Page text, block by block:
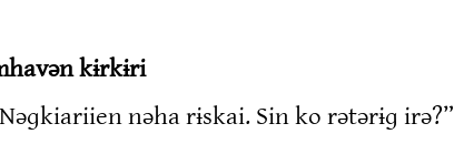
kɨrkɨri
nəha rɨskai. Sin ko rətərɨɡ irə?”